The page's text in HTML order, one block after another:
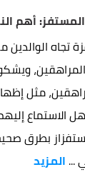
أهم
تجاه
ويشكو
مثل
الاستماع
بطرق
... المزيد